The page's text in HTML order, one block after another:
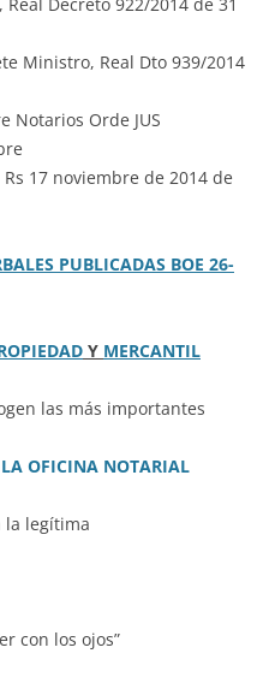
Decreto 922/2014 de 31
Ministro, Real Dto 939/2014
Notarios Orde JUS
17 noviembre de 2014 de
PUBLICADAS BOE 26-
Y MERCANTIL
las más importantes
OFICINA NOTARIAL
la legítima
con los ojos”